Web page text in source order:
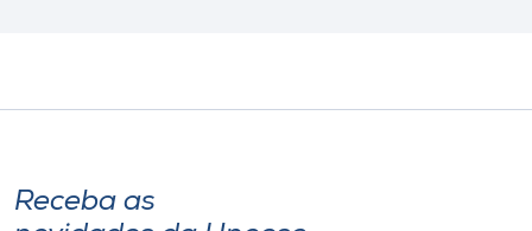
Receba as